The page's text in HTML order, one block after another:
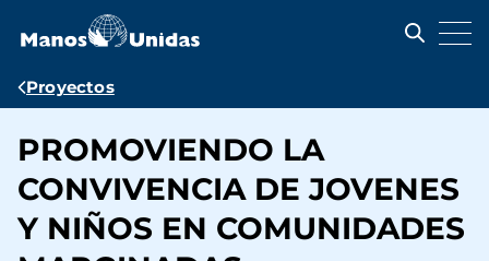
contenido
Ruta
navegación
Proyectos
PROMOVIENDO LA
CONVIVENCIA DE JOVENES
Y NIÑOS EN COMUNIDADES